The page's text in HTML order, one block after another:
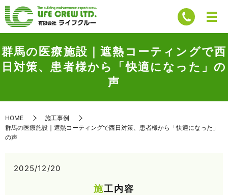
群馬の医療施設｜遮熱コーティングで西
日対策、患者様から「快適になった」の
声
HOME
施工事例
群馬の医療施設｜遮熱コーティングで西日対策、患者様から「快適になった」
の声
2025/12/20
施工内容